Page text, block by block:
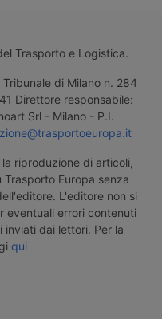
Trasporto e Logistica.
di Milano n. 284
Direttore responsabile:
Srl - Milano - P.I.
riproduzione di articoli,
Europa senza
L'editore non si
eventuali errori contenuti
inviati dai lettori. Per la
qui